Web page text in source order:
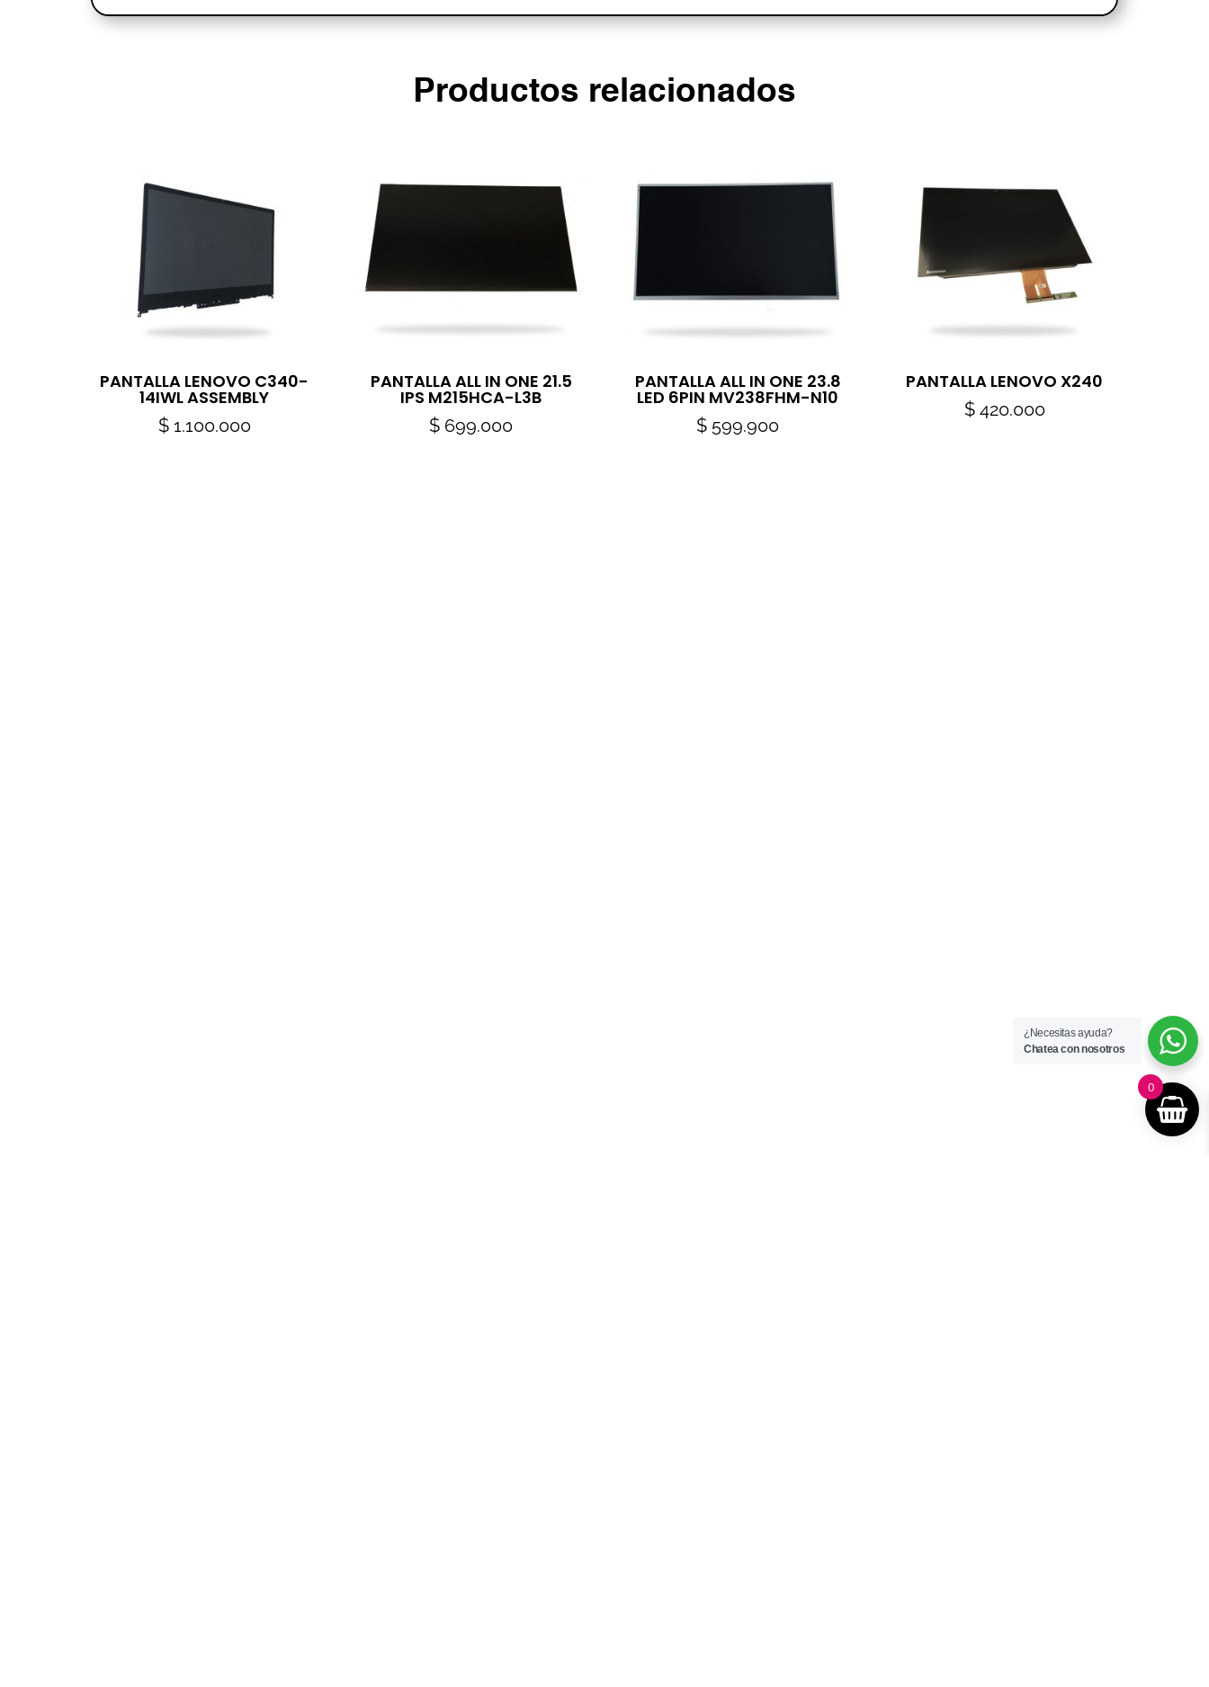
Productos relacionados
PANTALLA LENOVO C340-
14IWL ASSEMBLY
$1.100.000
PANTALLA ALL IN ONE 21.5
IPS M215HCA-L3B
$ 699.000
PANTALLA ALL IN ONE 23.8
LED 6PIN MV238FHM-N10
$ 599.900
PANTALLA LENOVO X240
$420.000
¿Necesitas ayuda?
Chatea con nosotros
0